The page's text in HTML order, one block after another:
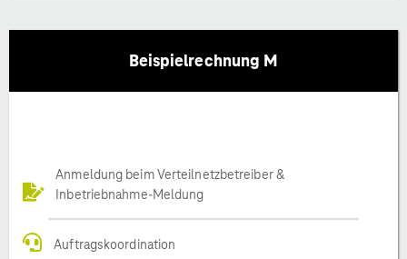
Beispielrechnung M
Anmeldung beim Verteilnetzbetreiber &
Inbetriebnahme-Meldung
Auftragskoordination